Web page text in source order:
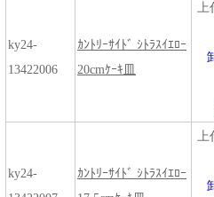
ky24-
13422006
ｶﾝﾄﾘｰｻｲﾄﾞ ｼﾄﾗｽｲｴﾛｰ
20cmｹｰｷ皿
上
ky24-
ｶﾝﾄﾘｰｻｲﾄﾞ ｼﾄﾗｽｲｴﾛｰ
上